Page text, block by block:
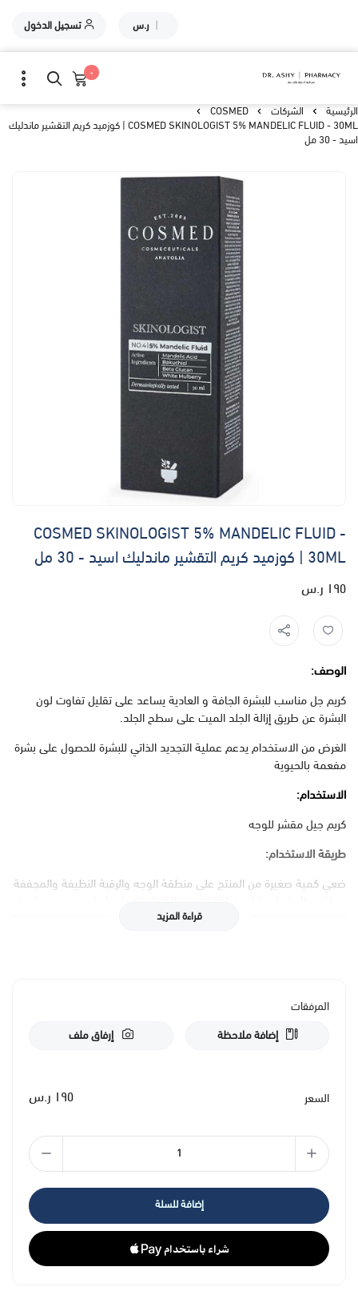
| ر.س تسجيل الدخول
٠
الرئيسية الشركات
COSMED
COSMED SKINOLOGIST 5% MANDELIC FLUID - 30ML | كوزميد كريم التقشير ماندليك
اسيد - 30 مل
COSMED SKINOLOGIST 5% MANDELIC FLUID -
30ML | كوزميد كريم التقشير ماندليك اسيد - 30 مل
١٩٥ ر.س
الوصف:
كريم جل مناسب للبشرة الجافة و العادية يساعد على تقليل تفاوت لون
البشرة عن طريق إزالة الجلد الميت على سطح الجلد.
الغرض من الاستخدام يدعم عملية التجديد الذاتي للبشرة للحصول على بشرة
مفعمة بالحيوية
الاستخدام:
كريم جيل مقشر للوجه
طريقة الاستخدام:
ضعي كمية صغيرة من المنتج على منطقة الوجه والرقبة النظيفة والمجففة
المكونات الاساسية:
قراءة المزيد
المرفقات
إضافة ملاحظة
إرفاق ملف
السعر ١٩٥ ر.س
إضافة للسلة